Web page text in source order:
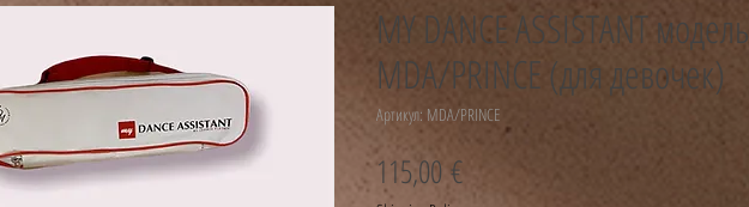
MY DANCE ASSISTANT модель
MDA/PRINCE (для девочек)
Артикул: MDA/PRINCE
115,00 €Цена